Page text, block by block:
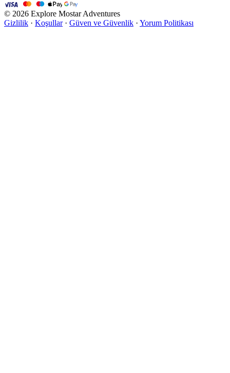
© 2026 Explore Mostar Adventures
Gizlilik · Koşullar· Güven ve Güvenlik · Yorum Politikası